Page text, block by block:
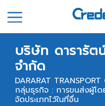
บริษัท ดารารั
จำกัด
DARARAT
กลุ่มธุรกิจ : การขนส่งผู้โ
จัดประเภทไว้ในที่อื่น